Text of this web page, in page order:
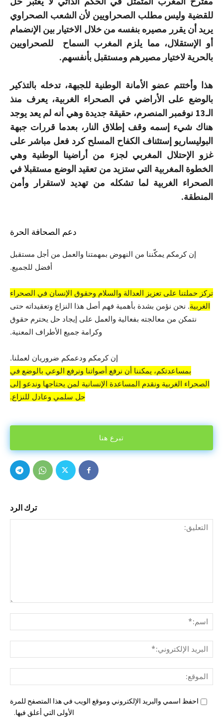
للقضية وليس مطلب الصحراويين لأن الشعب الصحراوي
يريد أن يقرر مصيره بنفسه من خلال الاختيار بين الإنضمام
أو الإستقلال، مما يلزم المغرب السماح للصحراويين
بالحرية لاختيار مصيرهم ومستقبل بأنفسهم.
هذا وأختتم عضو الأمانة الوطنية للجبهة، تدخله بالتذكير
بالوضع على الأراضي في الصحراء الغربية، يعرف منذ
الـ13 نوفمبر المنصرم، حقيقة جديدة وهي أنه لم يعد يوجد
هناك شيء إسمه وقف إطلاق النار، بعدما قررات جبهة
البوليساريو إستئناف الكفاح المسلح كرد فعل مباشر على
غزو الإحتلال المغربي لجزء من أراضينا الوطنية وهي
الخطوة المغربية التي ستزيد من تعقيد الوضع مستقبلا في
الصحراء الغربية لما تشكله من تهديد لاستقرار وأمن
المنطقة.
دعم الصحافة الحرة
إن كرمكم يمكّننا من النهوض بمهمتنا والعمل من أجل مستقبل
أفضل للجميع.
تركز حملتنا على تعزيز العدالة والسلام وحقوق الإنسان في الصحراء
الغربية. نحن نؤمن بشدة بأهمية فهم أصل هذا النزاع وتعقيداته حتى
نتمكن من معالجته بفعالية والعمل على إيجاد حل يحترم حقوق
وكرامة جميع الأطراف المعنية.
إن كرمكم ودعمكم ضروريان لعملنا.
بمساعدتكم، يمكننا أن نرفع أصواتنا ونرفع الوعي بالوضع في
الصحراء الغربية ونقدم المساعدة الإنسانية لمن يحتاجها وندعو إلى
حل سلمي وعادل للنزاع.
تبرع هنا
ترك الرد
احفظ اسمي والبريد الإلكتروني وموقع الويب في هذا المتصفح للمرة
الأولى التي أعلق فيها.